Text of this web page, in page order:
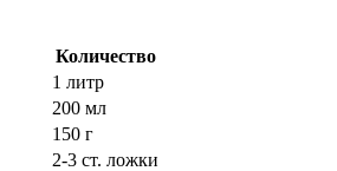
Количество
1 литр
200 мл
150 г
2-3 ст. ложки